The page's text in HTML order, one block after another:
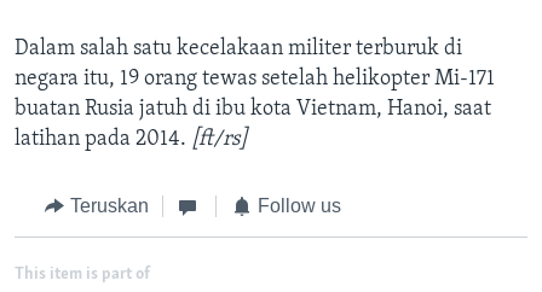
Dalam salah satu kecelakaan militer terburuk di
negara itu, 19 orang tewas setelah helikopter Mi-171
buatan Rusia jatuh di ibu kota Vietnam, Hanoi, saat
latihan pada 2014. [ft/rs]
Teruskan Follow us
This item is part of